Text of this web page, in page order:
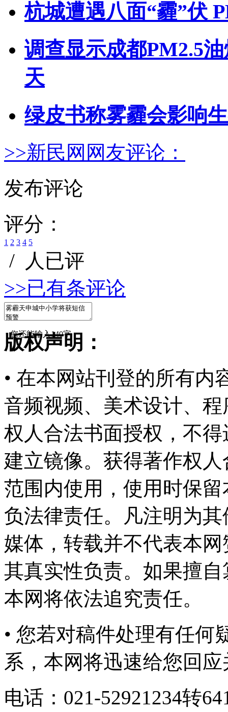
杭城遭遇八面“霾”伏
调查显示成都PM2.5
天
绿皮书称雾霾会影响
>>新民网网友评论：
发布评论
评分：
1 2 3 4 5
/
人已评
>>已有条评论
您还能输入140字
版权声明：
• 在本网站刊登的所有内
音频视频、美术设计、
权人合法书面授权，不
建立镜像。获得著作权
范围内使用，使用时保
负法律责任。凡注明为
媒体，转载并不代表本
其真实性负责。如果擅
本网将依法追究责任。
• 您若对稿件处理有任何
系，本网将迅速给您回
电话：021-52921234转